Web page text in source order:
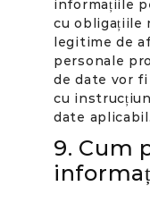
informațiile
cu obligațiile
legitime de
personale
de date vor
cu
date aplicabil.
9. Cum